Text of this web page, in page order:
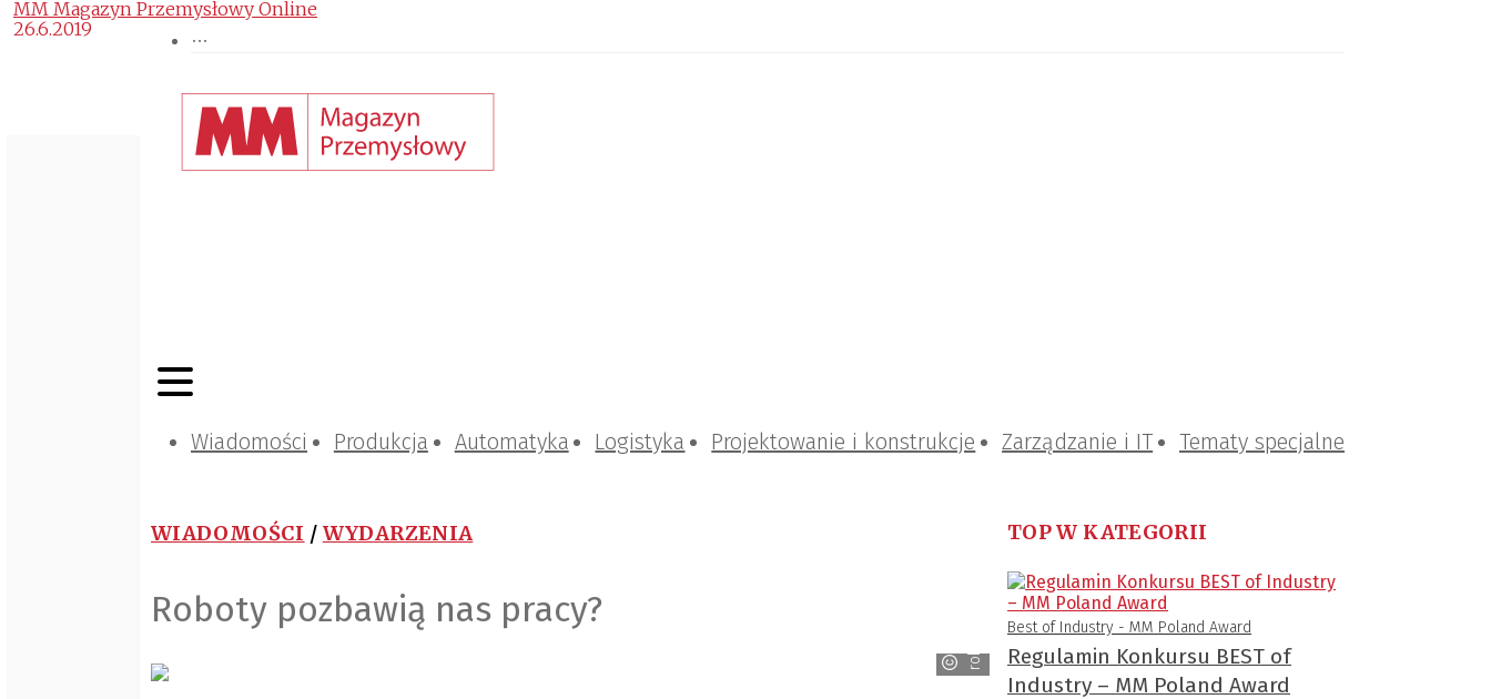
Wiadomości Produkcja Automatyka Logistyka Projektowanie i konstrukcje Zarządzanie i IT Tematy specjalne
WIADOMOŚCI / WYDARZENIA
Roboty pozbawią nas pracy?
robotiq
MM Magazyn Przemysłowy Online
26.6.2019
TOP W KATEGORII
Best of Industry - MM Poland Award
Regulamin Konkursu BEST of
Industry – MM Poland Award